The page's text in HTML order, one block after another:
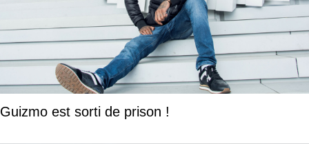
Guizmo est sorti de prison !